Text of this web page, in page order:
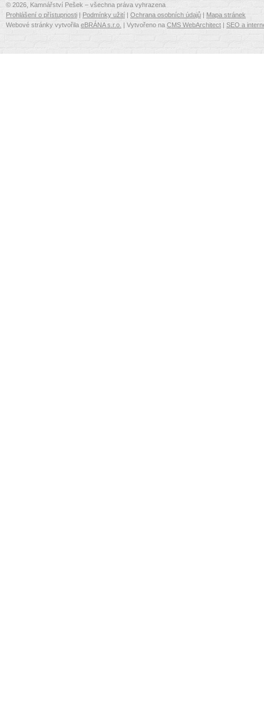
© 2026, Kamnářství Pešek – všechna práva vyhrazena
Prohlášení o přístupnosti
Podmínky užití Ochrana osobních údajů
Mapa stránek
Webové stránky vytvořila eBRÁNA s.r.o. | Vytvořeno na CMS WebArchitect SEO a